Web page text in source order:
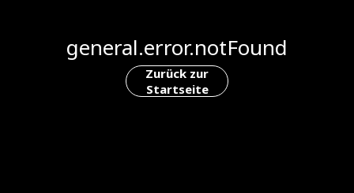
general.error.notFound
Zurück zur
Startseite